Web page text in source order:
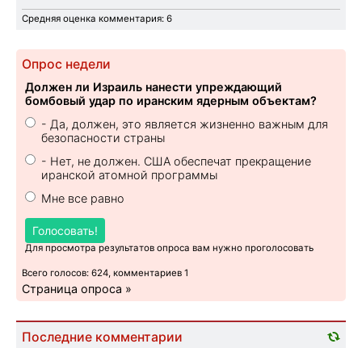
Средняя оценка комментария: 6
Опрос недели
Должен ли Израиль нанести упреждающий
бомбовый удар по иранским ядерным объектам?
- Да, должен, это является жизненно важным для
безопасности страны
- Нет, не должен. США обеспечат прекращение
иранской атомной программы
Мне все равно
Голосовать!
Для просмотра результатов опроса вам нужно проголосовать
Всего голосов: 624, комментариев 1
Страница опроса »
Последние комментарии